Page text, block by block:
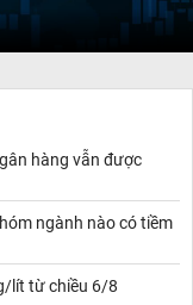
hàng vẫn được
ngành nào có tiềm
lít từ chiều 6/8